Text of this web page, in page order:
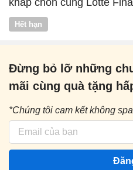
Vntrip
Hết hạn
Đừng bỏ lỡ những
mãi cùng quà tặng
*Chúng tôi cam kết không